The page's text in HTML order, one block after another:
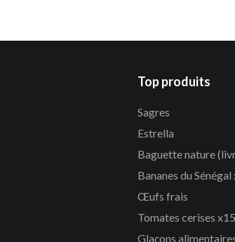
Top produits
Sagres
Estrella
Baguette nature
Bananes du Sénégal
Œufs frais
Tomates cerises x15
Glaçons